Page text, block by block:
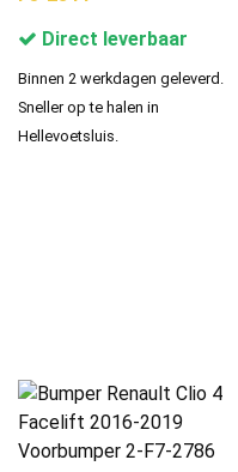
Direct leverbaar
Binnen 2 werkdagen geleverd.
Sneller op te halen in
Hellevoetsluis.